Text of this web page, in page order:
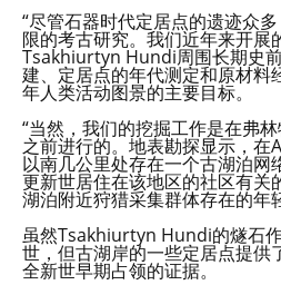
“尽管石器时代定居点的遗迹众
限的考古研究。我们近年来开展
Tsakhiurtyn Hundi周围长期史
建、定居点的年代测定和原材料
年人类活动图景的主要目标。
“当然，我们的挖掘工作是在弗
之前进行的。地表勘探显示，
以南几公里处存在一个古湖泊网
更新世居住在该地区的社区有关
湖泊附近狩猎采集群体存在的年
虽然Tsakhiurtyn Hundi的燧石
世，但古湖岸的一些定居点提供
全新世早期占领的证据。